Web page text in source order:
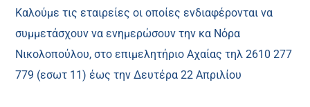
Καλούμε τις εταιρείες οι οποίες ενδιαφέρονται να
συμμετάσχουν να ενημερώσουν την κα Νόρα
Νικολοπούλου, στο επιμελητήριο Αχαίας τηλ 2610 277
779 (εσωτ 11) έως την Δευτέρα 22 Απριλίου